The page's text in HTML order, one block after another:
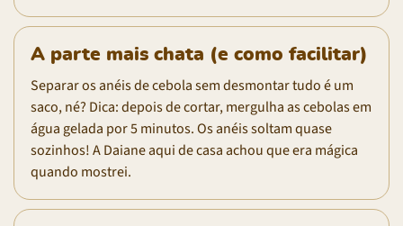
A parte mais chata (e como facilitar)
Separar os anéis de cebola sem desmontar tudo é um
saco, né? Dica: depois de cortar, mergulha as cebolas em
água gelada por 5 minutos. Os anéis soltam quase
sozinhos! A Daiane aqui de casa achou que era mágica
quando mostrei.